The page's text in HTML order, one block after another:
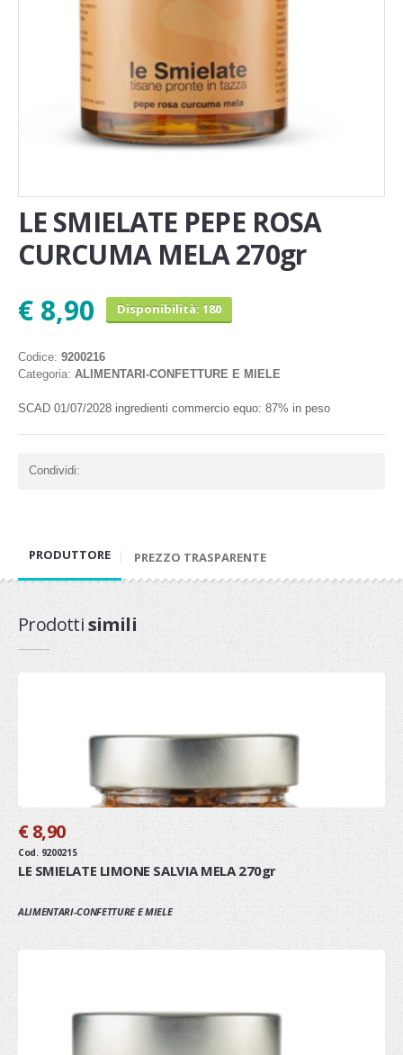
LE SMIELATE PEPE ROSA
CURCUMA MELA 270gr
€ 8,90
Disponibilità: 180
Codice: 9200216
Categoria: ALIMENTARI-CONFETTURE E MIELE
SCAD 01/07/2028 ingredienti commercio equo: 87% in peso
Condividi:
PRODUTTORE PREZZO TRASPARENTE
Prodottisimili
€ 8,90
Cod. 9200215
LE SMIELATE LIMONE SALVIA MELA 270gr
ALIMENTARI-CONFETTURE E MIELE